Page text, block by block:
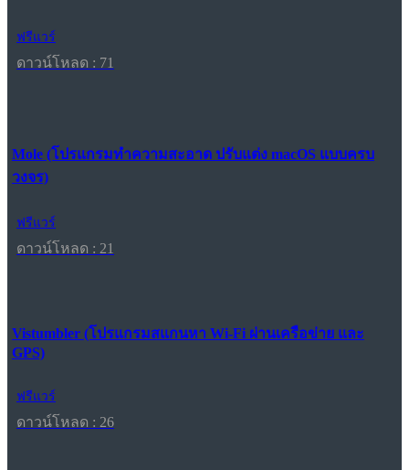
ฟรีแวร์
ดาวน์โหลด : 71
Mole (โปรแกรมทำความสะอาด ปรับแต่ง macOS แบบครบ
วงจร)
ฟรีแวร์
ดาวน์โหลด : 21
Vistumbler (โปรแกรมสแกนหา Wi-Fi ผ่านเครือข่าย และ
GPS)
ฟรีแวร์
ดาวน์โหลด : 26